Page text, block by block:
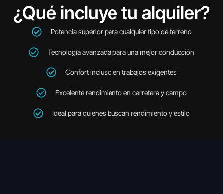
¿Qué incluye tu alquiler?
Potencia superior para cualquier tipo de terreno
Tecnología avanzada para una mejor conducción
Confort incluso en trabajos exigentes
Excelente rendimiento en carretera y campo
Ideal para quienes buscan rendimiento y estilo